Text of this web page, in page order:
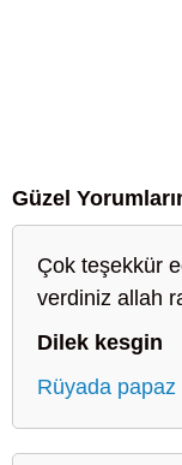
Güzel
Çok teşekkür
verdiniz allah
Dilek kesgin
Rüyada